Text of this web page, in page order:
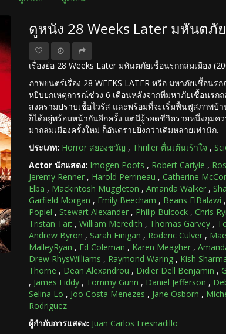
ดูหนัง 28 Weeks Later มหันตภั
เรื่องย่อ 28 Weeks Later มหันตภัยเชื้อนรกถล่มเมือง
ภาพยนตร์เรื่อง 28 WEEKS LATER หรือ มหาภัยเชื้อน
หยิบยกเหตุการณ์ช่วง 6 เดือนหลังจากที่มหาภัยเชื้อนร
สงครามปราบเชื้อไวรัส และพร้อมที่จะเริ่มฟื้นฟูสภาพบ้
ก็ได้อยู่พร้อมหน้ากันอีกครั้ง แต่มีผู้รอดชีวิตรายหนึ่งกุมค
มาถล่มเมืองครั้งใหม่ ก็อันตรายยิ่งกว่าเดิมหลายเท่านัก.
ประเภท: Horror สยองขวัญ , Thriller ตื่นเต้นเร้าใจ ,
Actor นักแสดง: Imogen Poots , Robert Carlyle ,
Jeremy Renner , Harold Perrineau , Catherine
Elba , Mackintosh Muggleton , Amanda Walker ,
Garfield Morgan , Emily Beecham , Beans ElBalawi ,
Popiel , Stewart Alexander , Philip Bulcock , Chris
Tristan Tait , William Meredith , Thomas Garvey ,
Andrew Byron , Sarah Finigan , Roderic Culver ,
MalleyRyan , Ed Coleman , Karen Meagher ,
Drew RhysWilliams , Raymond Waring , Kish
Thorne , Dean Alexandrou , Didier Dell Benjamin ,
, James Fiddy , Tommy Gunn , Daniel Jefferson ,
Selina Lo , Joo Costa Menezes , Jane Osborn ,
Rodriguez
ผู้กำกับการแสดง: Juan Carlos Fresnadillo